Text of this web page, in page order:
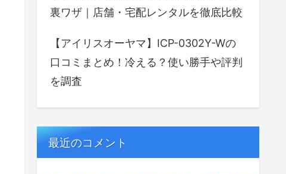
裏ワザ｜店舗・宅配レンタルを徹底比較
【アイリスオーヤマ】ICP-0302Y-Wの
口コミまとめ！冷える？使い勝手や評判
を調査
最近のコメント